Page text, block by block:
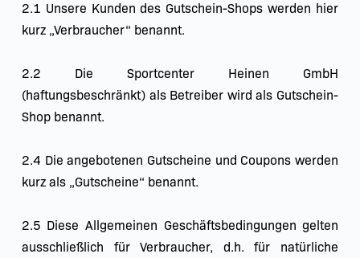
2.1 Unsere Kunden des Gutschein-Shops werden hier
kurz „Verbraucher“ benannt.
2.2 Die Sportcenter Heinen GmbH
(haftungsbeschränkt) als Betreiber wird als Gutschein-
Shop benannt.
2.4 Die angebotenen Gutscheine und Coupons werden
kurz als „Gutscheine“ benannt.
2.5 Diese Allgemeinen Geschäftsbedingungen gelten
ausschließlich für Verbraucher, d.h. für natürliche